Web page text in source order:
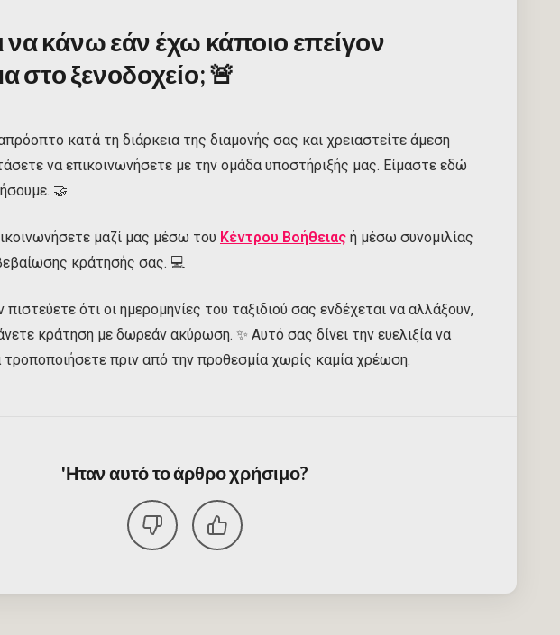
να κάνω εάν έχω κάποιο επείγον
στο ξενοδοχείο;🚨
κατά τη διάρκεια της διαμονής σας και χρειαστείτε άμεση
να επικοινωνήσετε με την ομάδα υποστήριξής μας. Είμαστε εδώ
🤝
μαζί μας μέσω του Κέντρου Βοήθειας ή μέσω συνομιλίας
κράτησής σας. 💻
πιστεύετε ότι οι ημερομηνίες του ταξιδιού σας ενδέχεται να αλλάξουν,
κράτηση με δωρεάν ακύρωση. ✨ Αυτό σας δίνει την ευελιξία να
πριν από την προθεσμία χωρίς καμία χρέωση.
'Ηταν αυτό το άρθρο χρήσιμο?